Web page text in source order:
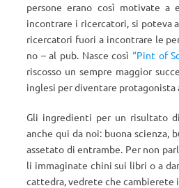
persone erano così motivate a
incontrare i ricercatori, si poteva
ricercatori fuori a incontrare le
no – al pub. Nasce così “Pint of
riscosso un sempre maggior
inglesi per diventare
Gli ingredienti per un risultato
anche qui da noi: buona scienza,
assetato di entrambe. Per non
li immaginate chini sui libri o a
cattedra, vedrete che cambierete